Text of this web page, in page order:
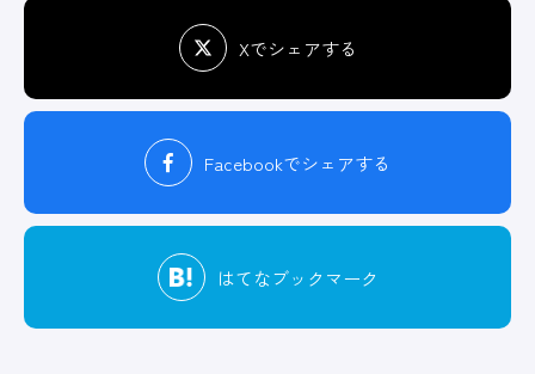
Xでシェアする
Facebookでシェアする
はてなブックマーク